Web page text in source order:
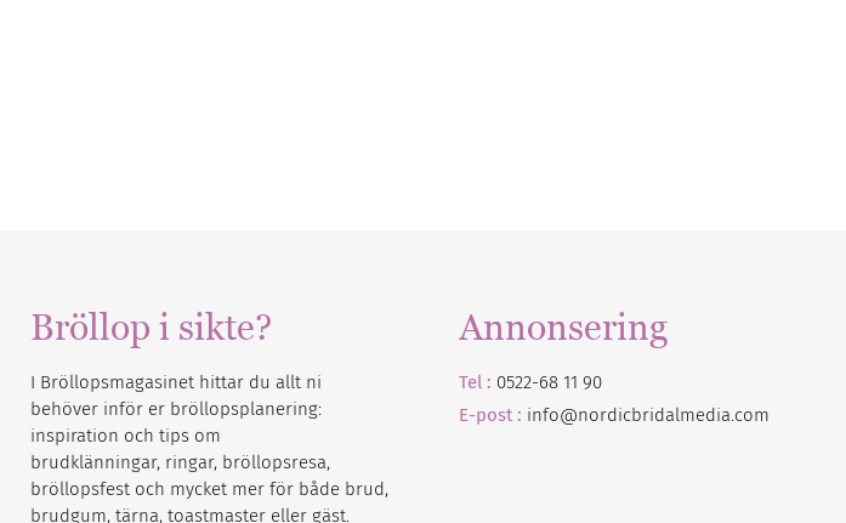
Bröllop i sikte?
I Bröllopsmagasinet hittar du allt ni
behöver inför er bröllopsplanering:
inspiration och tips om
brudklänningar, ringar, bröllopsresa,
bröllopsfest och mycket mer för både brud,
brudgum, tärna, toastmaster eller gäst.
Annonsering
Tel : 0522-68 11 90
E-post : info@nordicbridalmedia.com